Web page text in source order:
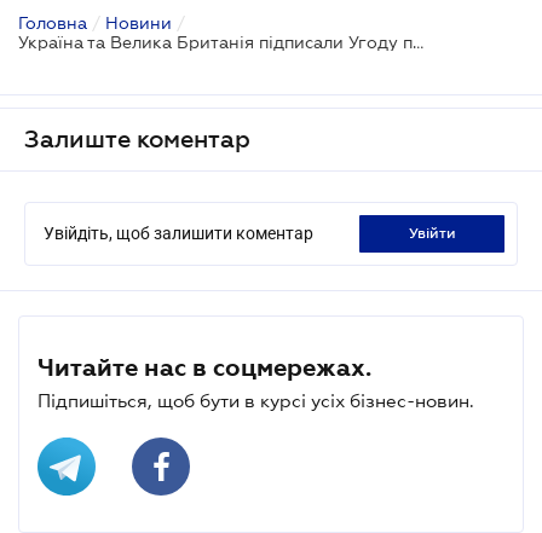
Головна / Новини /
Україна та Велика Британія підписали Угоду про цифрову торгівлю
Залиште коментар
Увійдіть, щоб залишити коментар увійти
Читайте нас в соцмережах.
Підпишіться, щоб бути в курсі усіх бізнес-новин.